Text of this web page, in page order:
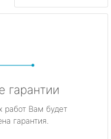
гарантии
работ Вам будет
гарантия.